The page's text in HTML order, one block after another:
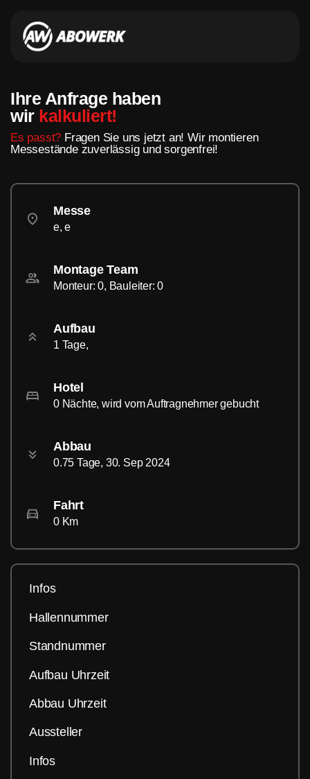
Ihre Anfrage haben
wir kalkuliert!
Es passt? Fragen Sie uns jetzt an! Wir montieren
Messestände zuverlässig und sorgenfrei!
Messe
e, e
Montage Team
Monteur: 0, Bauleiter: 0
Aufbau
1 Tage,
Hotel
0 Nächte, wird vom Auftragnehmer gebucht
Abbau
0.75 Tage, 30. Sep 2024
Fahrt
0 Km
Infos
Hallennummer
Standnummer
Aufbau Uhrzeit
Abbau Uhrzeit
Aussteller
Infos